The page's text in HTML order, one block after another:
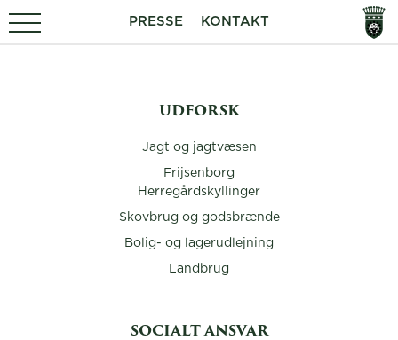
PRESSE KONTAKT
UDFORSK
Jagt og jagtvæsen
Frijsenborg
Herregårdskyllinger
Skovbrug og godsbrænde
Bolig- og lagerudlejning
Landbrug
SOCIALT ANSVAR